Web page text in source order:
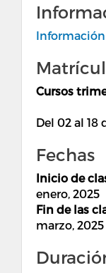
Cursos
Del 02 al 18
Fechas
Inicio de
enero, 2025
Fin de las
marzo, 2025